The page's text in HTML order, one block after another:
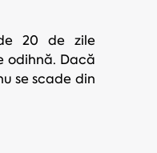
20 de zile
odihnă. Dacă
se scade din